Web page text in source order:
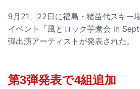
9月21、22日に福島・猪苗代スキー
イベント「風とロック芋煮会 in
弾出演アーティストが発表された。
第3弾発表で4組追加